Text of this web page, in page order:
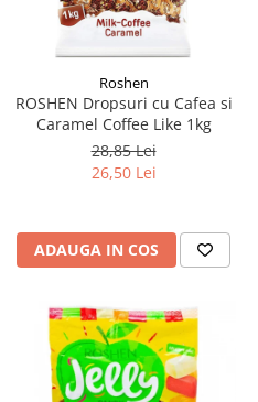
Roshen
ROSHEN Dropsuri cu Cafea si
Caramel Coffee Like 1kg
28,85 Lei
26,50 Lei
ADAUGA IN COS